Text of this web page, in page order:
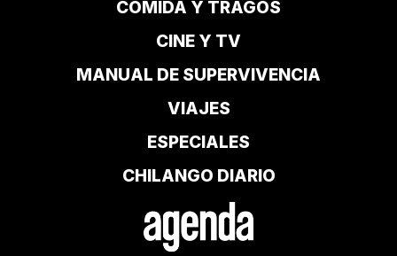
COMIDA Y TRAGOS
CINE Y TV
MANUAL DE SUPERVIVENCIA
VIAJES
ESPECIALES
CHILANGO DIARIO